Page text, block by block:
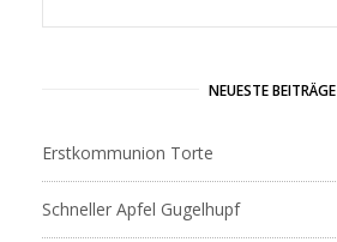
NEUESTE BEITRÄGE
Erstkommunion Torte
Schneller Apfel Gugelhupf